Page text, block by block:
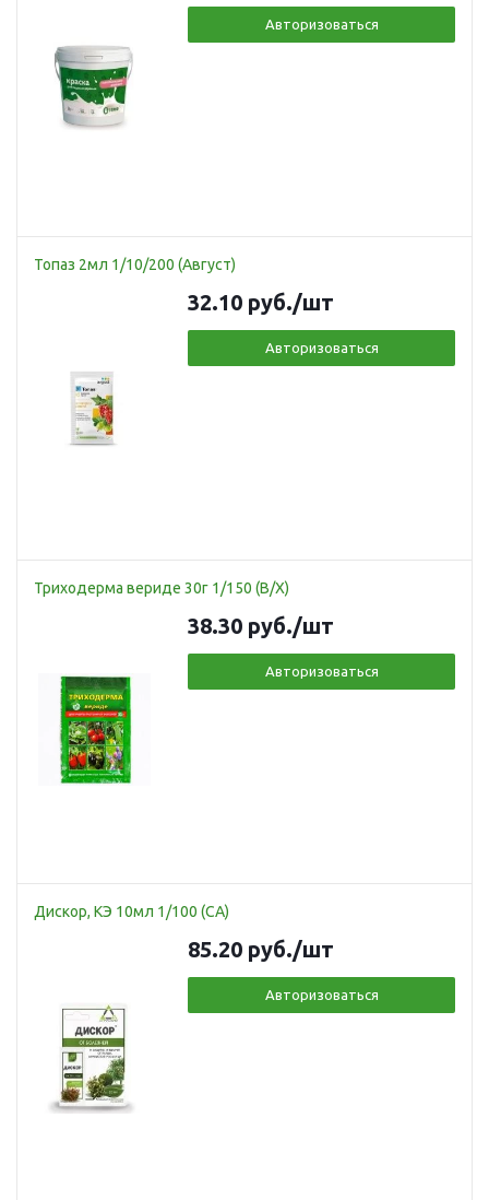
Авторизоваться
Топаз 2мл 1/10/200 (Август)
32.10 руб./шт
Авторизоваться
Триходерма вериде 30г 1/150 (В/Х)
38.30 руб./шт
Авторизоваться
Дискор, КЭ 10мл 1/100 (СА)
85.20 руб./шт
Авторизоваться